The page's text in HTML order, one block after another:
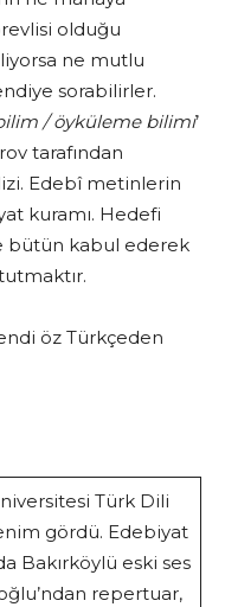
olduğu
ne mutlu
sorabilirler.
/ öyküleme bilimi’
tarafından
Edebî metinlerin
kuramı. Hedefi
bütün kabul ederek
öz Türkçeden
Türk Dili
gördü. Edebiyat
Bakırköylü eski ses
repertuar,